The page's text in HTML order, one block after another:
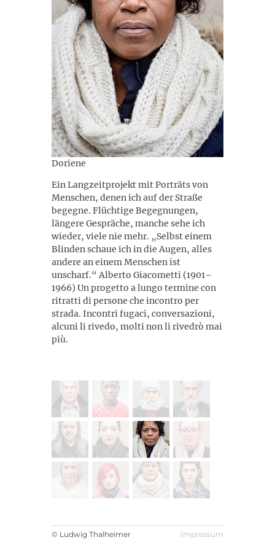
Doriene
Ein Langzeitprojekt mit Porträts von
Menschen, denen ich auf der Straße
begegne. Flüchtige Begegnungen,
längere Gespräche, manche sehe ich
wieder, viele nie mehr. „Selbst einem
Blinden schaue ich in die Augen, alles
andere an einem Menschen ist
unscharf.“ Alberto Giacometti (1901–
1966) Un progetto a lungo termine con
ritratti di persone che incontro per
strada. Incontri fugaci, conversazioni,
alcuni li rivedo, molti non li rivedrò mai
più.
© Ludwig Thalheimer Impressum